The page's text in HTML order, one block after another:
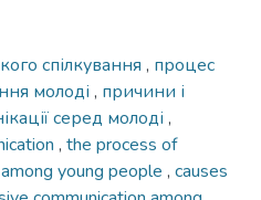
спілкування , процес
молоді , причини і
серед молоді ,
, the process of
young people , causes